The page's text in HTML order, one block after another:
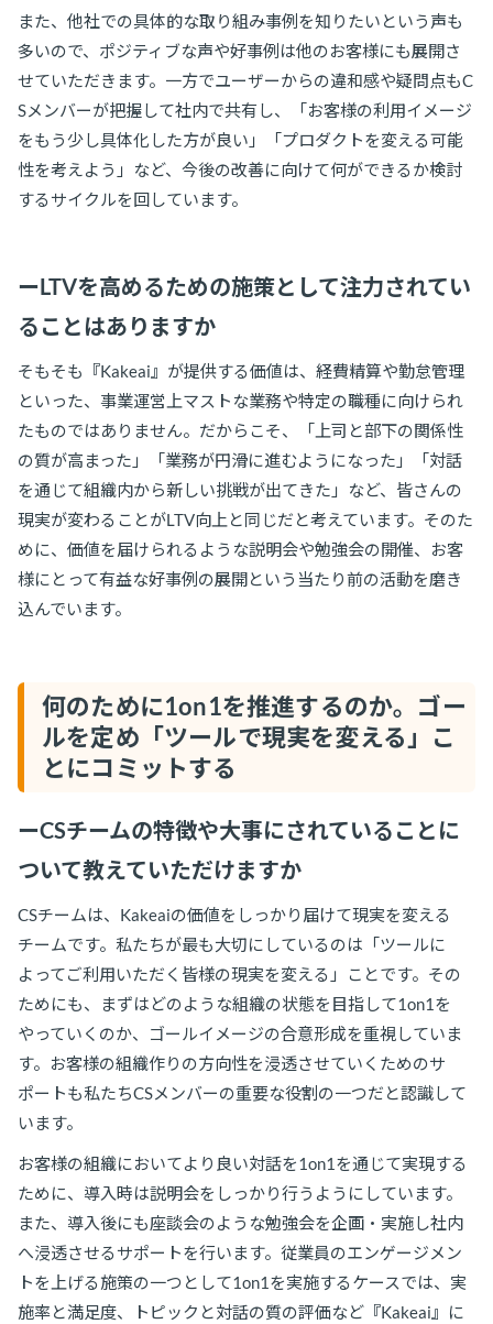
また、他社での具体的な取り組み事例を知りたいという声も
多いので、ポジティブな声や好事例は他のお客様にも展開さ
せていただきます。一方でユーザーからの違和感や疑問点もC
Sメンバーが把握して社内で共有し、「お客様の利用イメージ
をもう少し具体化した方が良い」「プロダクトを変える可能
性を考えよう」など、今後の改善に向けて何ができるか検討
するサイクルを回しています。
ーLTVを高めるための施策として注力されてい
ることはありますか
そもそも『Kakeai』が提供する価値は、経費精算や勤怠管理
といった、事業運営上マストな業務や特定の職種に向けられ
たものではありません。だからこそ、「上司と部下の関係性
の質が高まった」「業務が円滑に進むようになった」「対話
を通じて組織内から新しい挑戦が出てきた」など、皆さんの
現実が変わることがLTV向上と同じだと考えています。そのた
めに、価値を届けられるような説明会や勉強会の開催、お客
様にとって有益な好事例の展開という当たり前の活動を磨き
込んでいます。
何のために1on1を推進するのか。ゴー
ルを定め「ツールで現実を変える」こ
とにコミットする
ーCSチームの特徴や大事にされていることに
ついて教えていただけますか
CSチームは、Kakeaiの価値をしっかり届けて現実を変える
チームです。私たちが最も大切にしているのは「ツールに
よってご利用いただく皆様の現実を変える」ことです。その
ためにも、まずはどのような組織の状態を目指して1on1を
やっていくのか、ゴールイメージの合意形成を重視していま
す。お客様の組織作りの方向性を浸透させていくためのサ
ポートも私たちCSメンバーの重要な役割の一つだと認識して
います。
お客様の組織においてより良い対話を1on1を通じて実現する
ために、導入時は説明会をしっかり行うようにしています。
また、導入後にも座談会のような勉強会を企画・実施し社内
へ浸透させるサポートを行います。従業員のエンゲージメン
トを上げる施策の一つとして1on1を実施するケースでは、実
施率と満足度、トピックと対話の質の評価など『Kakeai』に